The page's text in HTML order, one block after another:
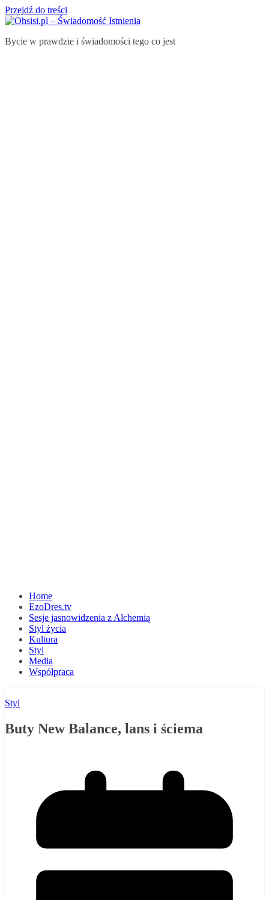
Przejdź do treści
Bycie w prawdzie i świadomości tego co jest
Home
EzoDres.tv
Sesje jasnowidzenia z Alchemią
Styl życia
Kultura
Styl
Media
Współpraca
Styl
Buty New Balance, lans i ściema